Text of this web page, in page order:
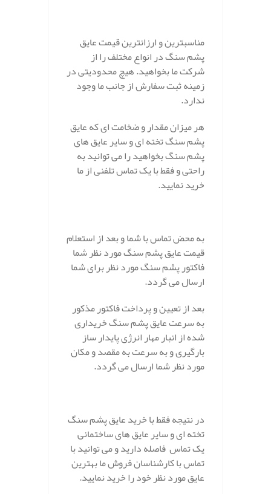
مناسبترین و ارزانترین قیمت عایق
پشم سنگ در انواع مختلف را از
شرکت ما بخواهید. هیچ محدودیتی در
زمینه ثبت سفارش از جانب ما وجود
ندارد.
هر میزان مقدار و ضخامت ای که عایق
پشم سنگ تخته ای و سایر عایق های
پشم سنگ بخواهید را می توانید به
راحتی و فقط با یک تماس تلفنی از ما
خرید نمایید.
به محض تماس با شما و بعد از استعلام
قیمت عایق پشم سنگ مورد نظر شما
فاکتور پشم سنگ مورد نظر برای شما
ارسال می گردد.
بعد از تعیین و پرداخت فاکتور مذکور
به سرعت عایق پشم سنگ خریداری
شده از انبار مهار انرژی پایدار ساز
بارگیری و به سرعت به مقصد و مکان
مورد نظر شما ارسال می گردد.
در نتیجه فقط با خرید عایق پشم سنگ
تخته ای و سایر عایق های ساختمانی
یک تماس فاصله دارید و می توانید با
تماس با کارشناسان فروش ما بهترین
عایق مورد نظر خود را خرید نمایید.